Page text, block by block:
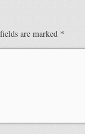
are marked *